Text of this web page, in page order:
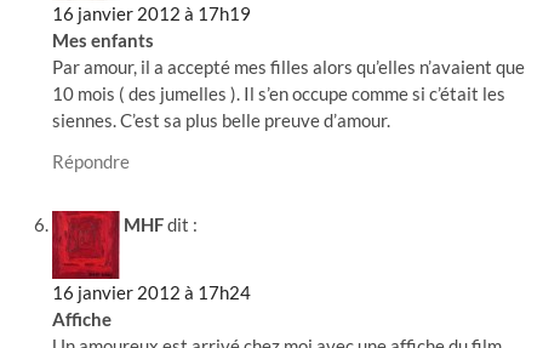
16 janvier 2012 à 17h19
Mes enfants
Par amour, il a accepté mes filles alors qu’elles n’avaient que
10 mois ( des jumelles ). Il s’en occupe comme si c’était les
siennes. C’est sa plus belle preuve d’amour.
Répondre
MHFdit :
16 janvier 2012 à 17h24
Affiche